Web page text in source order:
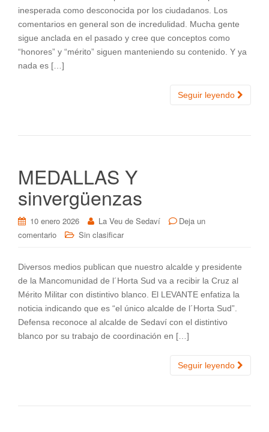
inesperada como desconocida por los ciudadanos. Los
comentarios en general son de incredulidad. Mucha gente
sigue anclada en el pasado y cree que conceptos como
“honores” y “mérito” siguen manteniendo su contenido. Y ya
nada es […]
Seguir leyendo
MEDALLAS Y
sinvergüenzas
10 enero 2026 La Veu de Sedaví
Deja un
comentario
Sin clasificar
Diversos medios publican que nuestro alcalde y presidente
de la Mancomunidad de l´Horta Sud va a recibir la Cruz al
Mérito Militar con distintivo blanco. El LEVANTE enfatiza la
noticia indicando que es “el único alcalde de l´Horta Sud”.
Defensa reconoce al alcalde de Sedaví con el distintivo
blanco por su trabajo de coordinación en […]
Seguir leyendo